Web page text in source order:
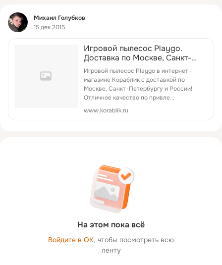
Фид
Михаил Голубков
15 дек 2015
Игровой пылесос Playgo.
Доставка по Москве, Санкт-
Петербургу и России! Купить
за 1,399.00 руб. в интернет-
магазине Кораблик
Игровой пылесос Playgo в интернет-
магазине Кораблик с доставкой по
Москве, Санкт-Петербургу и России!
Отличное качество по привле...
www.korablik.ru
На этом пока всё
Войдите в ОК, чтобы посмотреть всю
ленту